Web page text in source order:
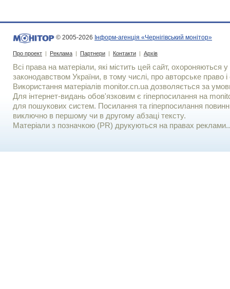
© 2005-2026 Інформ-агенція «Чернігівський монітор»
Про проект | Реклама | Партнери | Контакти | Архів
Всі права на матеріали, які містить цей сайт, охороняються у
законодавством України, в тому числі, про авторське право і
Використання матерiалiв monitor.cn.ua дозволяється за
Для iнтернет-видань обов'язковим є гiперпосилання на
для пошукових систем. Посилання та гіперпосилання
виключно в першому чи в другому абзаці тексту.
Матеріали з позначкою (PR) друкуються на правах реклами..